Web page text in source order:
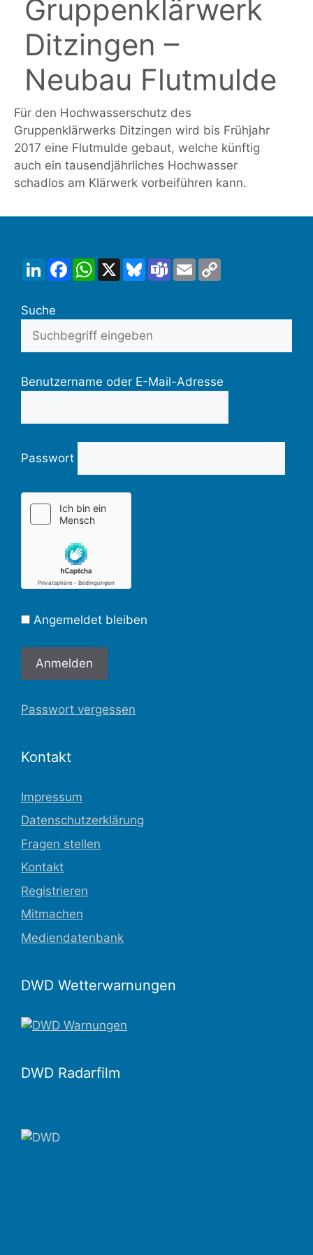
Gruppenklärwerk
Ditzingen –
Neubau Flutmulde
Für den Hochwasserschutz des
Gruppenklärwerks Ditzingen wird bis Frühjahr
2017 eine Flutmulde gebaut, welche künftig
auch ein tausendjährliches Hochwasser
schadlos am Klärwerk vorbeiführen kann.
LinkedInFacebookWhatsApp
X BlueskyTeamsEmail
Suche
Benutzername oder E-Mail-Adresse
Passwort
Angemeldet bleiben
Passwort vergessen
Kontakt
Impressum
Datenschutzerklärung
Fragen stellen
Kontakt
Registrieren
Mitmachen
Mediendatenbank
DWD Wetterwarnungen
DWD Radarfilm